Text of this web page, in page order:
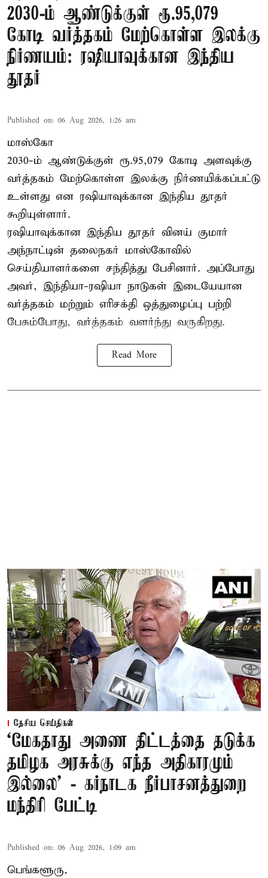
2030-ம் ஆண்டுக்குள் ரூ.95,079
கோடி வர்த்தகம் மேற்கொள்ள இலக்கு
நிர்ணயம்: ரஷியாவுக்கான இந்திய
தூதர்
Published on: 06 Aug 2026, 1:26 am
மாஸ்கோ
2030-ம் ஆண்டுக்குள் ரூ.95,079 கோடி அளவுக்கு
வர்த்தகம் மேற்கொள்ள இலக்கு நிர்ணயிக்கப்பட்டு
உள்ளது என ரஷியாவுக்கான இந்திய தூதர்
கூறியுள்ளார்.
ரஷியாவுக்கான இந்திய தூதர் வினய் குமார்
அந்நாட்டின் தலைநகர் மாஸ்கோவில்
செய்தியாளர்களை சந்தித்து பேசினார். அப்போது
அவர், இந்தியா-ரஷியா நாடுகள் இடையேயான
வர்த்தகம் மற்றும் எரிசக்தி ஒத்துழைப்பு பற்றி
பேசும்போது, வர்த்தகம் வளர்ந்து வருகிறது.
Read More
தேசிய செய்திகள்
‘மேகதாது அணை திட்டத்தை தடுக்க
தமிழக அரசுக்கு எந்த அதிகாரமும்
இல்லை’ - கர்நாடக நீர்பாசனத்துறை
மந்திரி பேட்டி
Published on: 06 Aug 2026, 1:09 am
பெங்களூரு,